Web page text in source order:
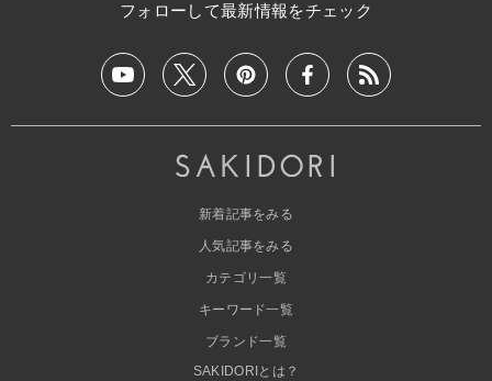
フォローして最新情報をチェック
新着記事をみる
人気記事をみる
カテゴリ一覧
キーワード一覧
ブランド一覧
SAKIDORIとは？